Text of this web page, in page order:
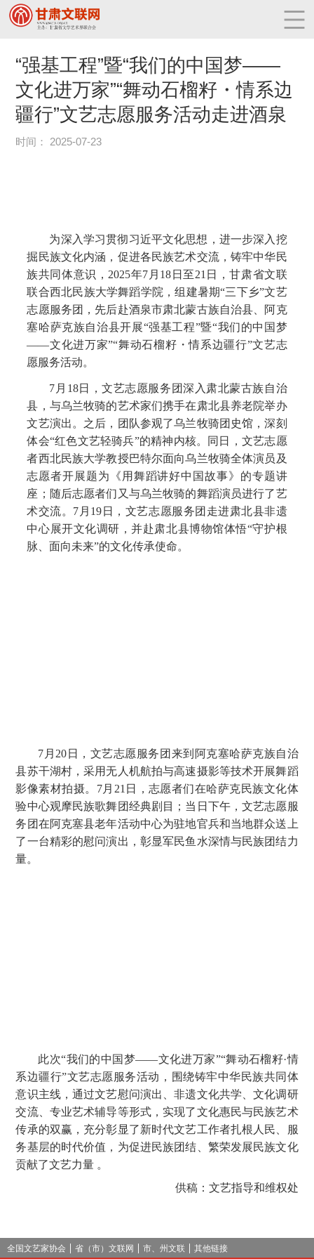
“强基工程”暨“我们的中国梦——
文化进万家”“舞动石榴籽・情系边
疆行”文艺志愿服务活动走进酒泉
时间： 2025-07-23
为深入学习贯彻习近平文化思想，进一步深入挖
掘民族文化内涵，促进各民族艺术交流，铸牢中华民
族共同体意识，2025年7月18日至21日，甘肃省文联
联合西北民族大学舞蹈学院，组建暑期“三下乡”文艺
志愿服务团，先后赴酒泉市肃北蒙古族自治县、阿克
塞哈萨克族自治县开展“强基工程”暨“我们的中国梦
——文化进万家”“舞动石榴籽・情系边疆行”文艺志
愿服务活动。
7月18日，文艺志愿服务团深入肃北蒙古族自治
县，与乌兰牧骑的艺术家们携手在肃北县养老院举办
文艺演出。之后，团队参观了乌兰牧骑团史馆，深刻
体会“红色文艺轻骑兵”的精神内核。同日，文艺志愿
者西北民族大学教授巴特尔面向乌兰牧骑全体演员及
志愿者开展题为《用舞蹈讲好中国故事》的专题讲
座；随后志愿者们又与乌兰牧骑的舞蹈演员进行了艺
术交流。7月19日，文艺志愿服务团走进肃北县非遗
中心展开文化调研，并赴肃北县博物馆体悟“守护根
脉、面向未来”的文化传承使命。
7月20日，文艺志愿服务团来到阿克塞哈萨克族自治
县苏干湖村，采用无人机航拍与高速摄影等技术开展舞蹈
影像素材拍摄。7月21日，志愿者们在哈萨克民族文化体
验中心观摩民族歌舞团经典剧目；当日下午，文艺志愿服
务团在阿克塞县老年活动中心为驻地官兵和当地群众送上
了一台精彩的慰问演出，彰显军民鱼水深情与民族团结力
量。
此次“我们的中国梦——文化进万家”“舞动石榴籽·情
系边疆行”文艺志愿服务活动，围绕铸牢中华民族共同体
意识主线，通过文艺慰问演出、非遗文化共学、文化调研
交流、专业艺术辅导等形式，实现了文化惠民与民族艺术
传承的双赢，充分彰显了新时代文艺工作者扎根人民、服
务基层的时代价值，为促进民族团结、繁荣发展民族文化
贡献了文艺力量 。
供稿：文艺指导和维权处
全国文艺家协会 省（市）文联网 市、州文联 其他链接